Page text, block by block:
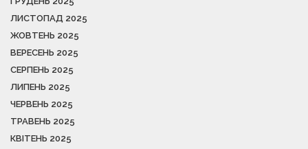
ЛИСТОПАД 2025
ЖОВТЕНЬ 2025
ВЕРЕСЕНЬ 2025
СЕРПЕНЬ 2025
ЛИПЕНЬ 2025
ЧЕРВЕНЬ 2025
ТРАВЕНЬ 2025
КВІТЕНЬ 2025